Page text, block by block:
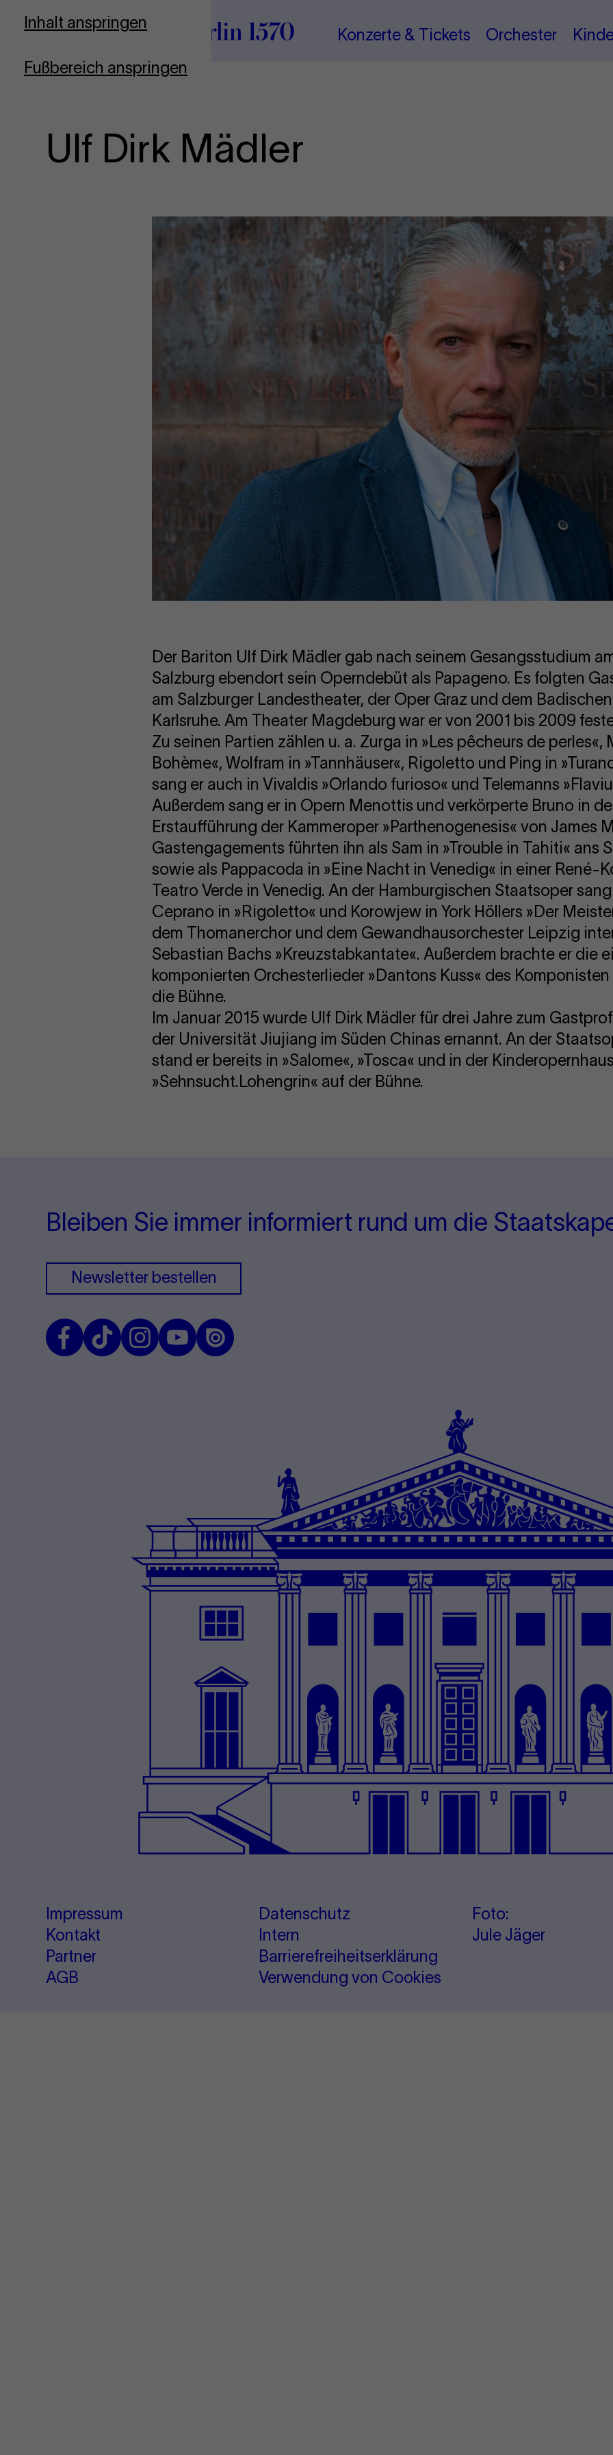
Inhalt anspringen
Fußbereich anspringen
Zur Startseite
Konzerte & Tickets Orchester
Ulf Dirk Mädler
Der Bariton Ulf Dirk Mädler gab nach seinem Gesangsstudium
Salzburg ebendort sein Operndebüt als Papageno. Es folgten
am Salzburger Landestheater, der Oper Graz und dem
Karlsruhe. Am Theater Magdeburg war er von 2001 bis 2009
Zu seinen Partien zählen u. a. Zurga in »Les pêcheurs de perles«,
Bohème«, Wolfram in »Tannhäuser«, Rigoletto und Ping in
sang er auch in Vivaldis »Orlando furioso« und Telemanns
Außerdem sang er in Opern Menottis und verkörperte Bruno in
Erstaufführung der Kammeroper »Parthenogenesis« von James
Gastengagements führten ihn als Sam in »Trouble in Tahiti« ans
sowie als Pappacoda in »Eine Nacht in Venedig« in einer René-
Teatro Verde in Venedig. An der Hamburgischen Staatsoper
Ceprano in »Rigoletto« und Korowjew in York Höllers »Der
dem Thomanerchor und dem Gewandhausorchester Leipzig
Sebastian Bachs »Kreuzstabkantate«. Außerdem brachte er die
komponierten Orchesterlieder »Dantons Kuss« des
die Bühne.
Im Januar 2015 wurde Ulf Dirk Mädler für drei Jahre zum
der Universität Jiujiang im Süden Chinas ernannt. An der
stand er bereits in »Salome«, »Tosca« und in der
»Sehnsucht.Lohengrin« auf der Bühne.
Bleiben Sie immer informiert rund um die
Newsletter bestellen
Facebook
TikTokInstagram
Youtube
Issuu
Impressum
Kontakt
Partner
AGB
Datenschutz
Intern
Barrierefreiheitserklärung
Verwendung von Cookies
Foto:
Jule Jäger